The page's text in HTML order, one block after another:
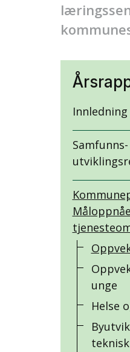
Innledning
unge
Helse
teknisk